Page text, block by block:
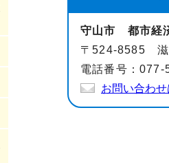
守山市 都市経
〒524-8585 滋
電話番号：
お問い合わ